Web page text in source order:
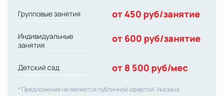
Групповые занятия от 450 руб/занятие
Индивидуальные
занятия
от 600 руб/занятие
Детский сад от 8 500 руб/мес
* Предложение не является публичной офертой. Указана